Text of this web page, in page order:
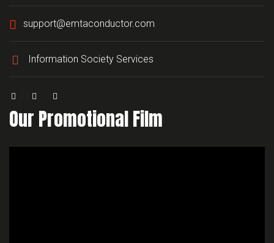
support@emtaconductor.com
Information Society Services
Our Promotional Film